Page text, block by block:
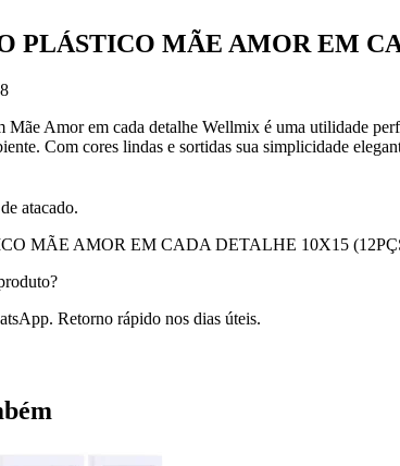
PLÁSTICO MÃE AMOR EM
Mãe Amor em cada detalhe Wellmix é uma utilidade
Com cores lindas e sortidas sua simplicidade
atacado.
MÃE AMOR EM CADA DETALHE 10X15
Retorno rápido nos dias úteis.